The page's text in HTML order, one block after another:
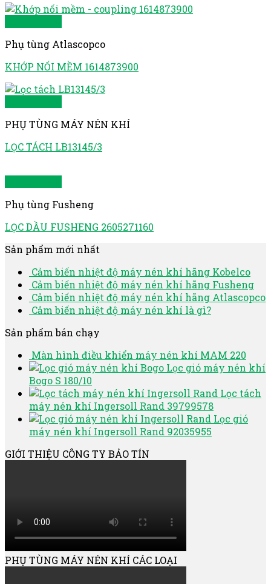
Phụ tùng Atlascopco
KHỚP NỐI MỀM 1614873900
PHỤ TÙNG MÁY NÉN KHÍ
LỌC TÁCH LB13145/3
Phụ tùng Fusheng
LỌC DẦU FUSHENG 2605271160
Sản phẩm mới nhất
Cảm biến nhiệt độ máy nén khí hãng Kobelco
Cảm biến nhiệt độ máy nén khí hãng Fusheng
Cảm biến nhiệt độ máy nén khí hãng Atlascopco
Cảm biến nhiệt độ máy nén khí là gì?
Sản phẩm bán chạy
Màn hình điều khiển máy nén khí MAM 220
Lọc gió máy nén khí
Bogo S 180/10
Lọc tách
máy nén khí Ingersoll Rand 39799578
Lọc gió
máy nén khí Ingersoll Rand 92035955
GIỚI THIỆU CÔNG TY BẢO TÍN
PHỤ TÙNG MÁY NÉN KHÍ CÁC LOẠI